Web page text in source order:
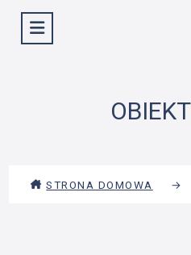
Wyświetl menu
STRONA DOMOWA →